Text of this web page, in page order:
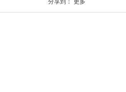
分享到： 更多